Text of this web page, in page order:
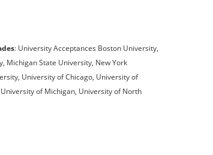
: University Acceptances Boston University,
Michigan State University, New York
University of Chicago, University of
of Michigan, University of North